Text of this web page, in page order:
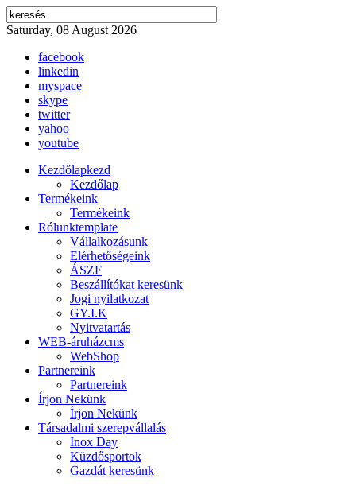
Saturday, 08 August 2026
facebook
linkedin
myspace
skype
twitter
yahoo
youtube
Kezdőlapkezd
Kezdőlap
Termékeink
Termékeink
Rólunktemplate
Vállalkozásunk
Elérhetőségeink
ÁSZF
Beszállítókat keresünk
Jogi nyilatkozat
GY.I.K
Nyitvatartás
WEB-áruházcms
WebShop
Partnereink
Partnereink
Írjon Nekünk
Írjon Nekünk
Társadalmi szerepvállalás
Inox Day
Küzdősportok
Gazdát keresünk